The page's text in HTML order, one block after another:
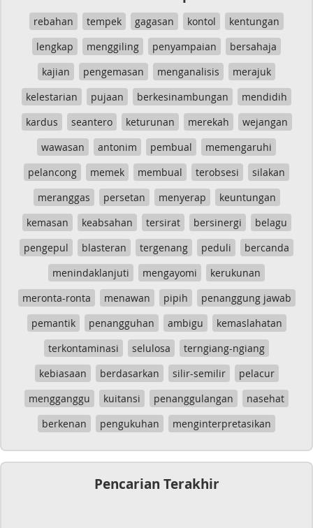
rebahan tempek gagasan kontol
kentungan
lengkap
menggiling penyampaian
bersahaja
kajian
pengemasan menganalisis
merajuk
kelestarian
pujaan berkesinambungan
mendidih
kardus
seantero keturunan merekah
wejangan
wawasan
antonim pembual
memengaruhi
pelancong
memek membual terobsesi
silakan
meranggas
persetan menyerap
keuntungan
kemasan
keabsahan tersirat bersinergi
belagu
pengepul
blasteran tergenang peduli
bercanda
menindaklanjuti
mengayomi
kerukunan
meronta-ronta
menawan pipih
penanggung jawab
pemantik
penangguhan ambigu
kemaslahatan
terkontaminasi
selulosa
terngiang-ngiang
kebiasaan
berdasarkan silir-semilir
pelacur
mengganggu
kuitansi penanggulangan
nasehat
berkenan
pengukuhan menginterpretasikan
Pencarian Terakhir